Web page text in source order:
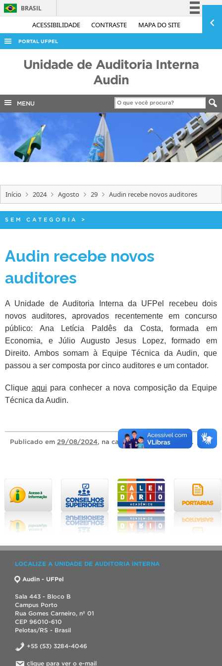
ACESSIBILIDADE CONTRASTE MAPA DO SITE
BRASIL
Simplifique!
Acesso à informação
Canais
PORTAL UFPEL
EDITAIS
INTERNACIONAL
OUVIDORIA
TELEFONES
Unidade de Auditoria Interna
Audin
MENU
Início 2024 Agosto 29 Audin recebe novos auditores
SEM CATEGORIA >
Audin recebe novos
auditores
A Unidade de Auditoria Interna da UFPel recebeu dois
novos auditores, aprovados recentemente em concurso
público: Ana Letícia Paldês da Costa, formada em
Economia, e Júlio Augusto Jesus Lopez, formado em
Direito. Ambos somam à Equipe Técnica da Audin, que
passou a ser composta por cinco auditores e um contador.
Clique aqui para conhecer a nova composição da Equipe
Técnica da Audin.
Publicado em 29/08/2024, na categoria Sem categoria .
LOCALIZE A UNIDADE DE AUDITORIA INTERNA
Audin - UFPel
Sala 443 - Bloco B
Campus Porto
Rua Gomes Carneiro, nº 01
CEP 96010-610
Pelotas/RS - Brasil
+55 (53) 3284-4046
clique para ver o e-mail